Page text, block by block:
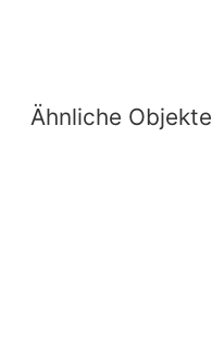
Ähnliche Objekte